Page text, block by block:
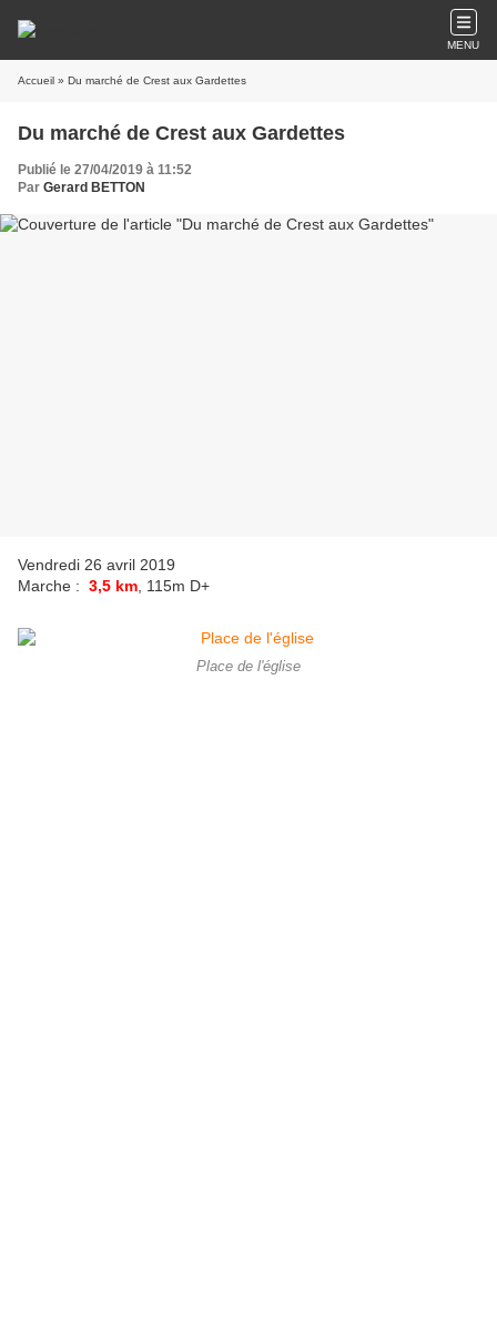
MENU
Accueil » Du marché de Crest aux Gardettes
Du marché de Crest aux Gardettes
Publié le 27/04/2019 à 11:52
Par Gerard BETTON
Vendredi 26 avril 2019
Marche : 3,5 km , 115m D+
Place de l'église